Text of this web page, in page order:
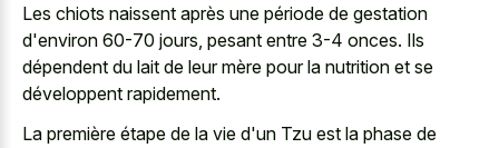
Les chiots naissent après une période de gestation
d'environ 60-70 jours, pesant entre 3-4 onces. Ils
dépendent du lait de leur mère pour la nutrition et se
développent rapidement.
La première étape de la vie d'un Tzu est la phase de